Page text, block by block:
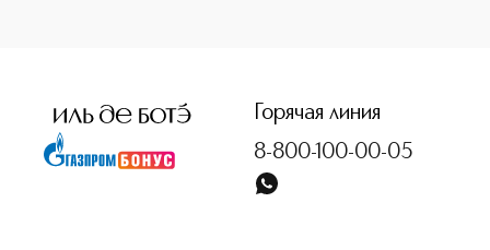
Горячая линия
8-800-100-00-05